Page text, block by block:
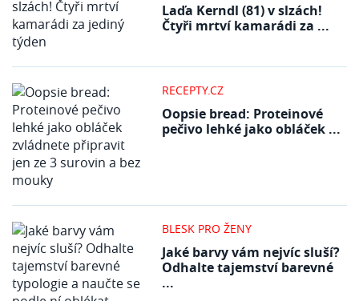
Laďa Kerndl (81) v slzách!
Čtyři mrtví kamarádi za ...
RECEPTY.CZ
Oopsie bread: Proteinové
pečivo lehké jako obláček ...
BLESK PRO ŽENY
Jaké barvy vám nejvíc sluší?
Odhalte tajemství barevné
...